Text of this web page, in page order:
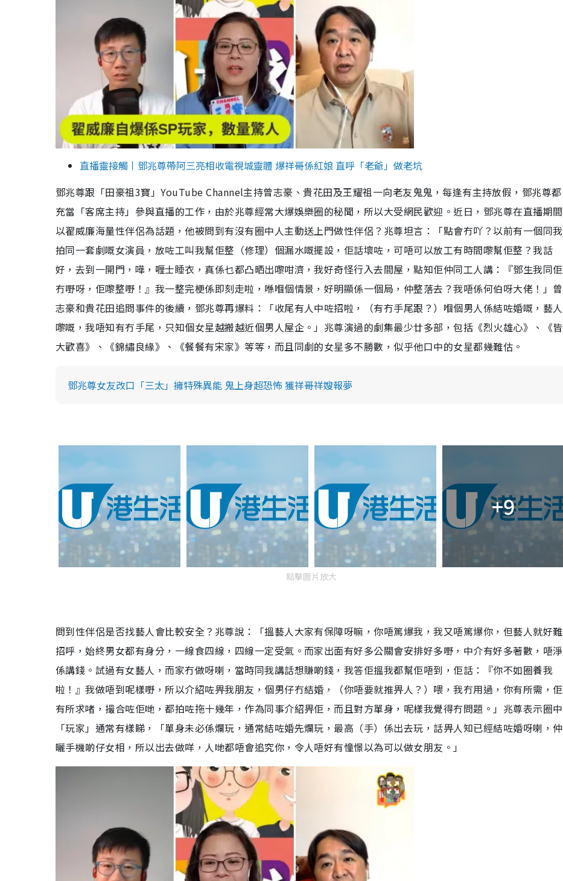
直播靈接觸丨鄧兆尊帶阿三亮相收電視城靈體 爆祥哥係紅娘 直呼「老爺」做老坑
鄧兆尊跟「田豪祖3寶」YouTube Channel主持曾志豪、貴花田及王耀祖一向老友鬼鬼，每逢有主持放假，鄧兆尊都
充當「客席主持」參與直播的工作，由於兆尊經常大爆娛樂圈的秘聞，所以大受網民歡迎。近日，鄧兆尊在直播期間
以翟威廉海量性伴侶為話題，他被問到有沒有圈中人主動送上門做性伴侶？兆尊坦言：「點會冇吖？以前有一個同我
拍同一套劇嘅女演員，放咗工叫我幫佢整（修理）個漏水嘅擺設，佢話壞咗，可唔可以放工有時間嚟幫佢整？我話
好，去到一開門，嘩，喱士睡衣，真係乜都凸晒出嚟咁濟，我好奇怪行入去間屋，點知佢仲同工人講：『鄧生我同佢
冇嘢呀，佢嚟整嘢！』我一整完梗係即刻走啦，喺嗰個情景，好明顯係一個局，仲整落去？我唔係何伯呀大佬！」曾
志豪和貴花田追問事件的後續，鄧兆尊再爆料：「收尾有人中咗招啦，（有冇手尾跟？）嗰個男人係結咗婚嘅，藝人
嚟嘅，我唔知有冇手尾，只知個女星越搬越近個男人屋企。」兆尊演過的劇集最少廿多部，包括《烈火雄心》、《皆
大歡喜》、《錦繡良緣》、《餐餐有宋家》等等，而且同劇的女星多不勝數，似乎他口中的女星都幾難估。
鄧兆尊女友改口「三太」擁特殊異能 鬼上身超恐怖 獲祥哥祥嫂報夢
+9
點擊圖片放大
問到性伴侶是否找藝人會比較安全？兆尊說：「搵藝人大家有保障呀嘛，你唔篤爆我，我又唔篤爆你，但藝人就好難
招呼，始終男女都有身分，一線食四線，四線一定受氣。而家出面有好多公關會安排好多嘢，中介有好多著數，唔淨
係講錢。試過有女藝人，而家冇做呀喇，當時同我講話想賺啲錢，我答佢搵我都幫佢唔到，佢話：『你不如圈養我
啦！』我做唔到呢樣嘢，所以介紹咗畀我朋友，個男仔冇結婚，（你唔要就推畀人？）喂，我冇用過，你有所需，佢
有所求啫，撮合咗佢哋，都拍咗拖十幾年，作為同事介紹畀佢，而且對方單身，呢樣我覺得冇問題。」兆尊表示圈中
「玩家」通常有樣睇，「單身未必係爛玩，通常結咗婚先爛玩，最高（手）係出去玩，話畀人知已經結咗婚呀喇，仲
曬手機啲仔女相，所以出去做咩，人哋都唔會追究你，令人唔好有憧憬以為可以做女朋友。」